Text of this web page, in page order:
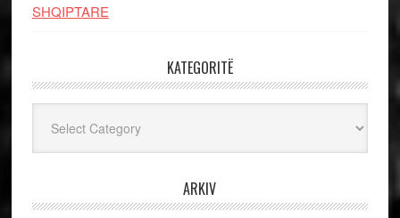
SHQIPTARE
KATEGORITË
ARKIV